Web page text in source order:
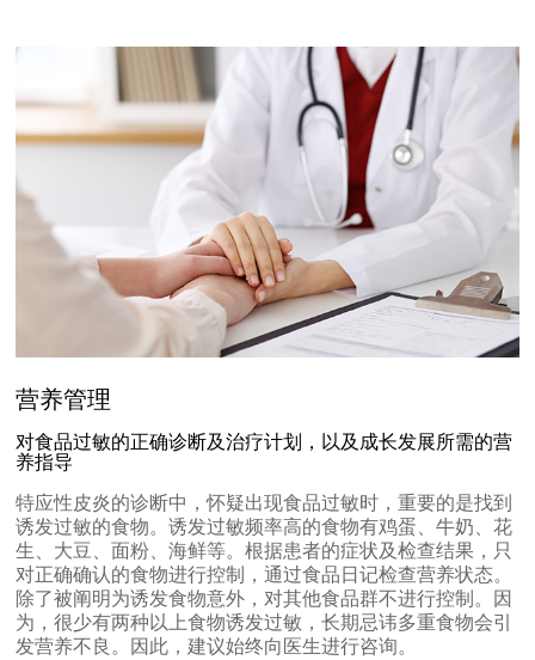
营养管理
对食品过敏的正确诊断及治疗计划，以及成长发展所需的营
养指导
特应性皮炎的诊断中，怀疑出现食品过敏时，重要的是找到
诱发过敏的食物。诱发过敏频率高的食物有鸡蛋、牛奶、花
生、大豆、面粉、海鲜等。根据患者的症状及检查结果，只
对正确确认的食物进行控制，通过食品日记检查营养状态。
除了被阐明为诱发食物意外，对其他食品群不进行控制。因
为，很少有两种以上食物诱发过敏，长期忌讳多重食物会引
发营养不良。因此，建议始终向医生进行咨询。